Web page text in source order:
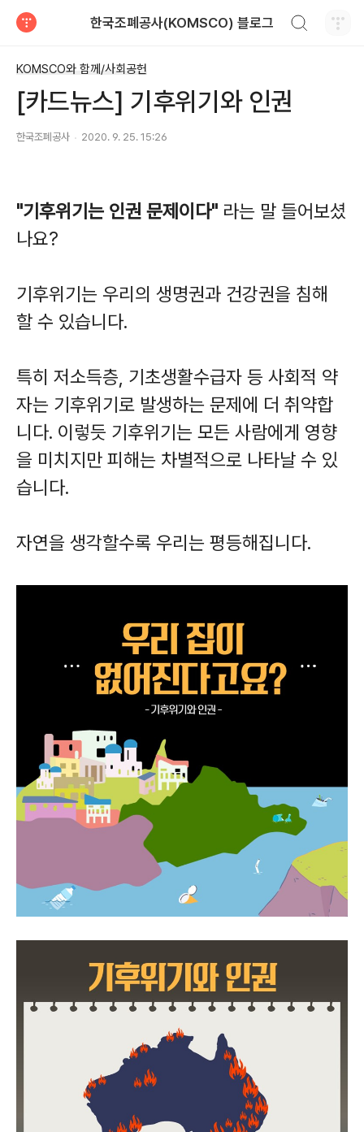
한국조폐공사(KOMSCO) 블로그
KOMSCO와 함께/사회공헌
[카드뉴스] 기후위기와 인권
한국조폐공사 2020. 9. 25. 15:26
"기후위기는 인권 문제이다" 라는 말 들어보셨
나요?
기후위기는 우리의 생명권과 건강권을 침해
할 수 있습니다.
특히 저소득층, 기초생활수급자 등 사회적 약
자는 기후위기로 발생하는 문제에 더 취약합
니다. 이렇듯 기후위기는 모든 사람에게 영향
을 미치지만 피해는 차별적으로 나타날 수 있
습니다.
자연을 생각할수록 우리는 평등해집니다.